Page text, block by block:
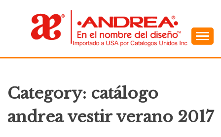
ANDREA
Category: catálogo
andrea vestir verano 2017